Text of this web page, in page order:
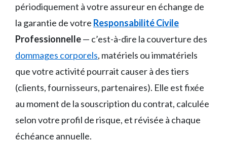
périodiquement à votre assureur en échange de
la garantie de votre Responsabilité Civile
Professionnelle— c’est-à-dire la couverture des
dommages corporels, matériels ou immatériels
que votre activité pourrait causer à des tiers
(clients, fournisseurs, partenaires). Elle est fixée
au moment de la souscription du contrat, calculée
selon votre profil de risque, et révisée à chaque
échéance annuelle.